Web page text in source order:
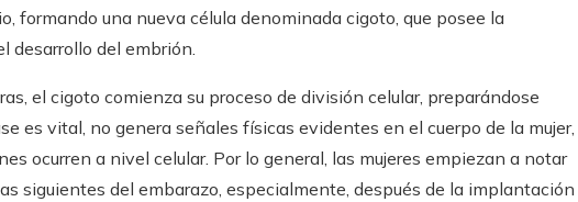
formando una nueva célula denominada cigoto, que posee la
desarrollo del embrión.
el cigoto comienza su proceso de división celular, preparándose
es vital, no genera señales físicas evidentes en el cuerpo de la mujer,
ocurren a nivel celular. Por lo general, las mujeres empiezan a notar
siguientes del embarazo, especialmente, después de la implantación